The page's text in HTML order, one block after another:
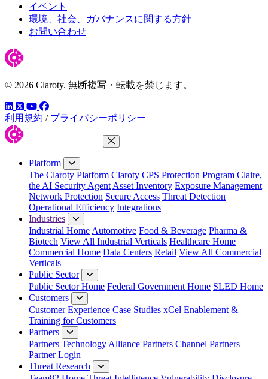
イベント
環境、社会、ガバナンスに関する方針
お問い合わせ
© 2026 Claroty. 無断複写・転載を禁じます。
LinkedIn
ツイッター
YouTube
Facebook
利用規約 / プライバシーポリシー
Close Menu
Platform
The Claroty Platform Claroty CPS Protection Program Claire,
the AI Security Agent Asset Inventory Exposure Management
Network Protection Secure Access Threat Detection
Operational Efficiency Integrations
Industries
Industrial Home Automotive Food & Beverage Pharma &
Biotech View All Industrial Verticals Healthcare Home
Commercial Home Data Centers Retail View All Commercial
Verticals
Public Sector
Public Sector Home Federal Government Home SLED Home
Customers
Customer Experience Case Studies xCel Enablement &
Training for Customers
Partners
Partners Technology Alliance Partners Channel Partners
Partner Login
Threat Research